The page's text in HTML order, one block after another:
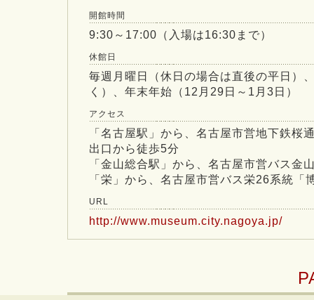
開館時間
9:30～17:00（入場は16:30まで）
休館日
毎週月曜日（休日の場合は直後の平日）
く）、年末年始（12月29日～1月3日）
アクセス
「名古屋駅」から、名古屋市営地下鉄桜
出口から徒歩5分
「金山総合駅」から、名古屋市営バス金
「栄」から、名古屋市営バス栄26系統「
URL
http://www.museum.city.nagoya.jp/